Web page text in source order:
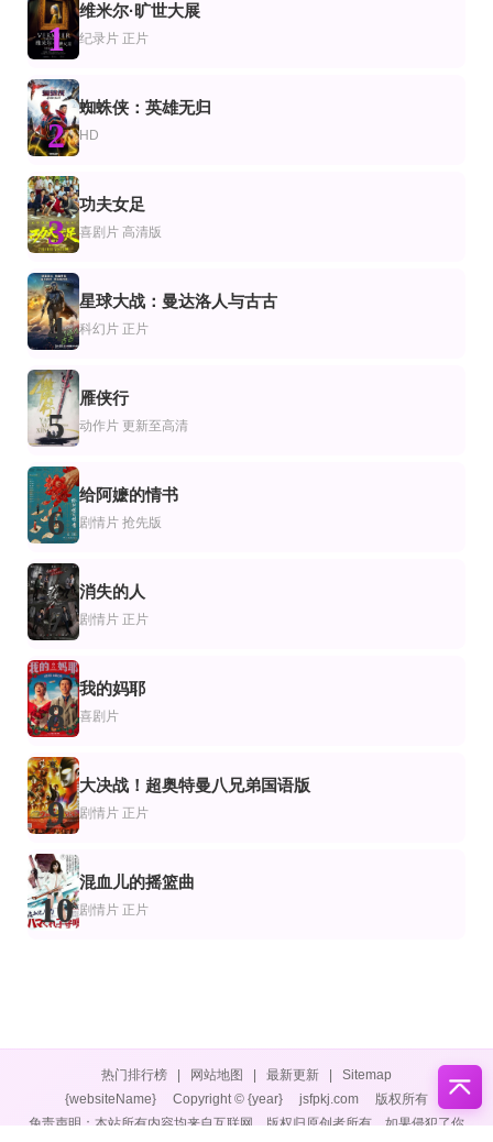
正片
珠光宝气1994
成长的腼腆
HD中字
哥斯拉大战金刚
穿梭夜激情
William Berger,Françoise Prévost
拉拢
Josh Swickard,贾维西亚·莱斯利,托尼·托斯特
无需害怕2023
泰勒·阿布龙,杰西卡·阿莱恩,梅兹·阿特伍德
HD
假面骑士55520周年天堂重获
半田健人,芳贺优里亚,村上幸平,唐桥充
正片
朗福勋爵
吉姆·布劳德本特,琳赛·邓肯,萨曼莎·莫顿,亚力克斯·布莱克,安迪·瑟金斯,李·博德曼
HD中字
神偷大师
张竞达,越心Nami,张杰妍,朱小米
HD
轨道9
克拉拉·拉戈,贝伦·鲁埃达,亚历克斯·冈萨雷斯
正片
I''s Pure-OVA前篇
野村胜人,伊藤静,中世明日香,后藤邑子,铃木菜穗子,门胁舞以,胜生真沙子,汤屋敦
正片
Any Bullet Will Do
Kevin Makely,布鲁斯·戴维森,Jenny Curtis
汉普斯特德公园
布莱丹·格里森,西蒙·卡洛,黛博拉·芬德莱,黛安·基顿,阿利斯泰·皮垂,布莱恩·普罗
生无可恋的奥托
汤姆·汉克斯,玛丽安娜·特雷维尼,瑞秋·凯勒,卡梅隆·布莱顿,曼努埃尔·加西亚-
惊天大营救2024
托尼·贾,洪浚嘉,姜皓文,陈朵怡,释彦能,彭渤,毛凡
1
维米尔·旷世大展
纪录片 正片
2
蜘蛛侠：英雄无归
HD
3
功夫女足
喜剧片 高清版
4
星球大战：曼达洛人与古古
科幻片 正片
5
雁侠行
动作片 更新至高清
6
给阿嬷的情书
剧情片 抢先版
7
消失的人
剧情片 正片
8
我的妈耶
喜剧片
9
大决战！超奥特曼八兄弟国语版
剧情片 正片
10
混血儿的摇篮曲
剧情片 正片
热门排行榜 网站地图 最新更新
Sitemap
{websiteName}
Copyright © {year} jsfpkj.com
版权所有
免责声明：本站所有内容均来自互联网，版权归原创者所有，如果侵犯了你